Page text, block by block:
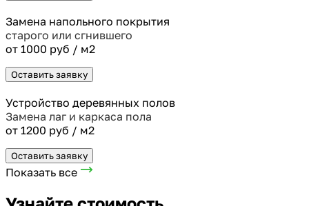
Замена напольного покрытия
старого или сгнившего
от 1000 руб / м2
Оставить заявку
Устройство деревянных полов
Замена лаг и каркаса пола
от 1200 руб / м2
Оставить заявку
Показать все